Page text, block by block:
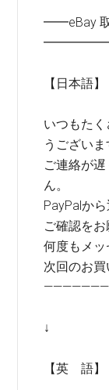
━━eBay
【日本語】
いつもた
うございま
ご連絡が
ん。
PayPalか
ご確認をお
何度もメッ
次回のお買
↓
【英 語】